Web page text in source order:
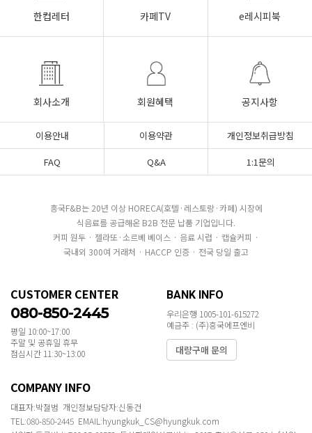
한컵레터 카페TV e레시피북
회사소개 회원혜택 공지사항
이용안내 이용약관
개인정보취급방침
FAQ
Q&A 1:1문의
흥국F&B는 20년 이상 HORECA(호텔·레스토랑·카페) 시장에
식음료를 공급해온 B2B 전문 납품 기업입니다.
커피 원두 · 젤라또·소르베 베이스 · 음료 시럽 · 캡슐커피 ·
국내외 300여 거래처 · HACCP 인증 · 전국 당일 출고
CUSTOMER CENTER
080-850-2445
평일 10:00~17:00
주말 및 공휴일 휴무
점심시간 11:30~13:00
BANK INFO
우리은행 1005-101-615272
예금주 : (주)흥국에프엔비
대량구매 문의
COMPANY INFO
대표자:박철범 개인정보담당자:신동건
TEL:080-850-2445 EMAIL:hyungkuk_CS@hyungkuk.com